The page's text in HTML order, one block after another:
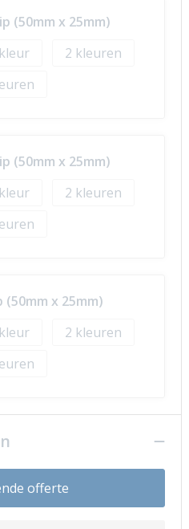
(50mm x 25mm)
2
(50mm x 25mm)
2
x 25mm)
2
offerte